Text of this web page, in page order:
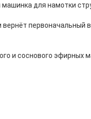
для намотки
первоначальный
и соснового эфирных